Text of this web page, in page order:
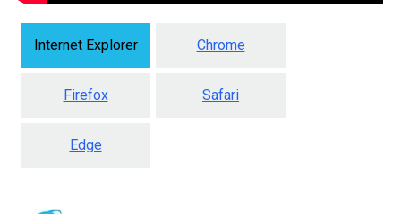
Internet Explorer Chrome
Firefox Safari
Edge